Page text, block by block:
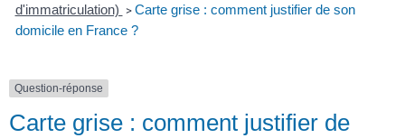
d'immatriculation) > Carte grise : comment justifier de son
domicile en France ?
Question-réponse
Carte grise : comment justifier de